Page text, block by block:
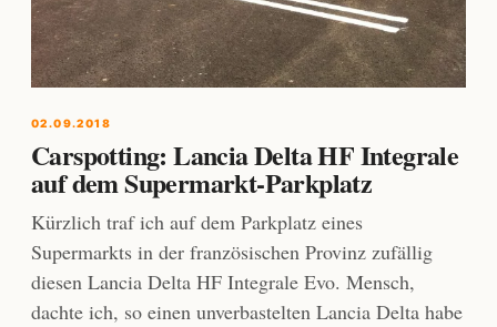
02.09.2018
Carspotting: Lancia Delta HF Integrale
auf dem Supermarkt-Parkplatz
Kürzlich traf ich auf dem Parkplatz eines
Supermarkts in der französischen Provinz zufällig
diesen Lancia Delta HF Integrale Evo. Mensch,
dachte ich, so einen unverbastelten Lancia Delta habe